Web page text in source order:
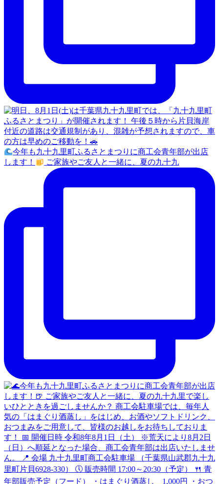
今年も九十九里町ふるさとまつりに商工会青年部が出店
します！
ご家族やご友人と一緒に、夏の九十九